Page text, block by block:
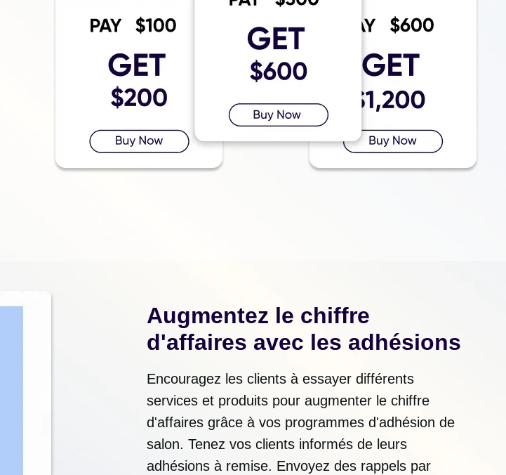
Augmentez le chiffre
d'affaires avec les adhésions
Encouragez les clients à essayer différents
services et produits pour augmenter le chiffre
d'affaires grâce à vos programmes d'adhésion de
salon. Tenez vos clients informés de leurs
adhésions à remise. Envoyez des rappels par